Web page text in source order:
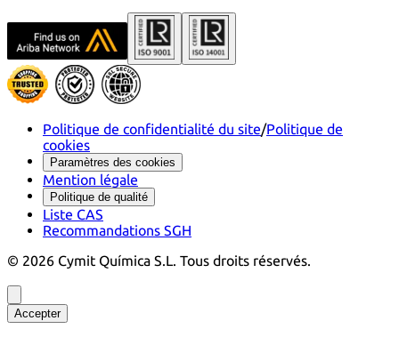
Politique de confidentialité du site/Politique de
cookies
Paramètres des cookies
Mention légale
Politique de qualité
Liste CAS
Recommandations SGH
© 2026 Cymit Química S.L. Tous droits réservés.
Accepter